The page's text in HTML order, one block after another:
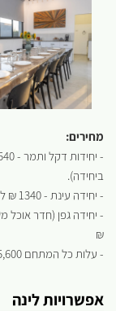
מחירים:
ביחידה).
- יחידה עינת - 1340 ₪ ללילה, כל ילד או אדם נוסף 150 ₪ (עד 5 אנשים ביחידה).
₪
- עלות כל המתחם 5,600 ₪ ללילה.
אפשרויות לינה